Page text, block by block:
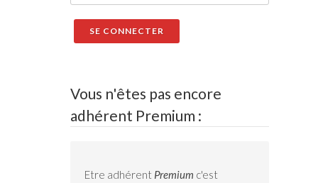
Vous n'êtes pas encore
adhérent Premium :
Etre adhérent Premium c'est